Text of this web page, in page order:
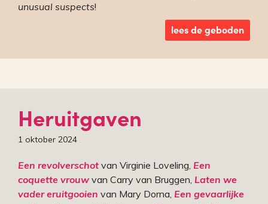
unusual suspects!
lees de geboden
Heruitgaven
1 oktober 2024
Een revolverschot van Virginie Loveling, Een
coquette vrouw van Carry van Bruggen, Laten we
vader eruitgooien van Mary Dorna, Een gevaarlijke